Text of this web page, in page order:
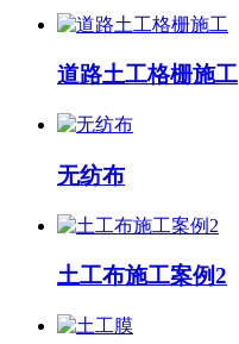
道路土工格栅施工
无纺布
土工布施工案例2